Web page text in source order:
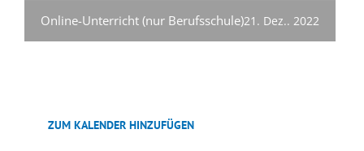
Online-Unterricht (nur Berufsschule)21. Dez.. 2022
ZUM KALENDER HINZUFÜGEN